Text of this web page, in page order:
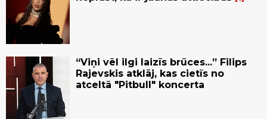
“Viņi vēl ilgi laizīs brūces...” Filips
Rajevskis atklāj, kas cietīs no
atceltā "Pitbull" koncerta